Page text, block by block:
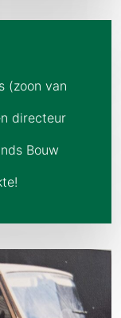
(zoon van
directeur
Bouw